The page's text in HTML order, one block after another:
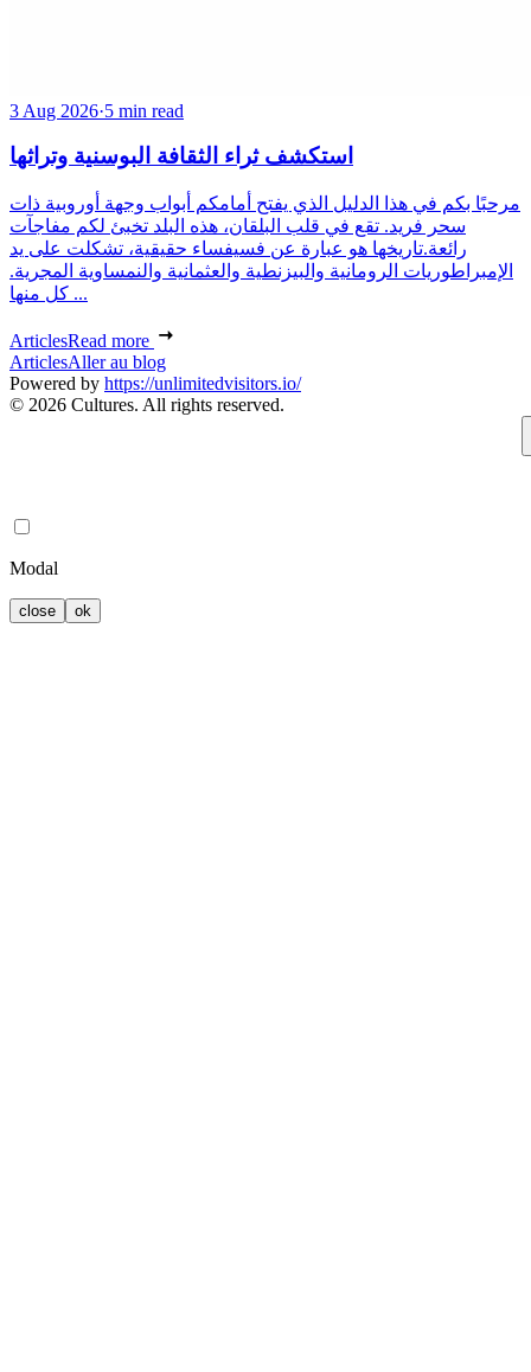
3 Aug 2026·5 min read
استكشف ثراء الثقافة البوسنية وتراثها
مرحبًا بكم في هذا الدليل الذي يفتح أمامكم أبواب وجهة أوروبية ذات
سحر فريد. تقع في قلب البلقان، هذه البلد تخبئ لكم مفاجآت
رائعة.تاريخها هو عبارة عن فسيفساء حقيقية، تشكلت على يد
الإمبراطوريات الرومانية والبيزنطية والعثمانية والنمساوية المجرية.
كل منها ...
ArticlesRead more
ArticlesAller au blog
Powered by https://unlimitedvisitors.io/
© 2026 Cultures. All rights reserved.
Modal
close ok